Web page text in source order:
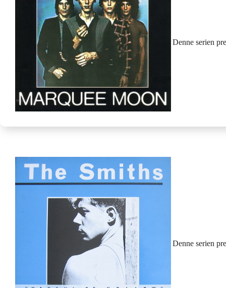
Denne serien
Denne serien